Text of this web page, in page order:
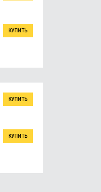
КУПИТЬ
КУПИТЬ
КУПИТЬ